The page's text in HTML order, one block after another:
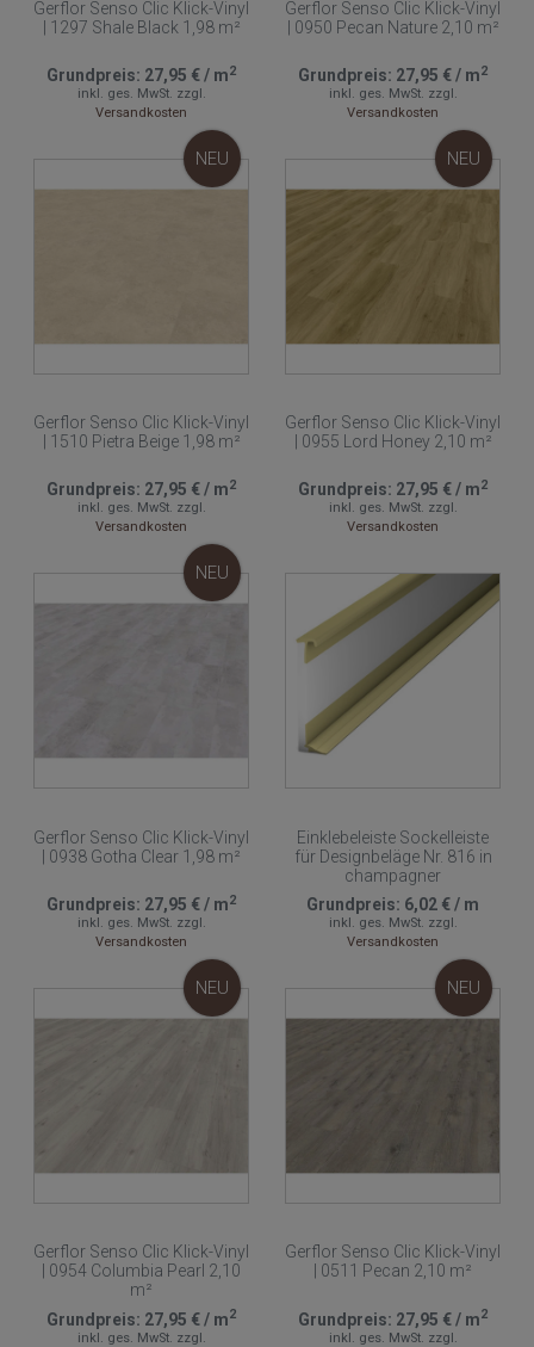
Gerflor Senso Clic Klick-Vinyl
| 1297 Shale Black 1,98 m²
Grundpreis: 27,95 €/ m2
inkl. ges. MwSt. zzgl.
Versandkosten
Gerflor Senso Clic Klick-Vinyl
| 0950 Pecan Nature 2,10 m²
Grundpreis: 27,95 €/ m2
inkl. ges. MwSt. zzgl.
Versandkosten
NEU
Gerflor Senso Clic Klick-Vinyl
| 1510 Pietra Beige 1,98 m²
Grundpreis: 27,95 €/ m2
inkl. ges. MwSt. zzgl.
Versandkosten
NEU
Gerflor Senso Clic Klick-Vinyl
| 0955 Lord Honey 2,10 m²
Grundpreis: 27,95 €/ m2
inkl. ges. MwSt. zzgl.
Versandkosten
NEU
Gerflor Senso Clic Klick-Vinyl
| 0938 Gotha Clear 1,98 m²
Grundpreis: 27,95 €/ m2
inkl. ges. MwSt. zzgl.
Versandkosten
Einklebeleiste Sockelleiste
für Designbeläge Nr. 816 in
champagner
Grundpreis: 6,02 €/ m
inkl. ges. MwSt. zzgl.
Versandkosten
NEU
Gerflor Senso Clic Klick-Vinyl
| 0954 Columbia Pearl 2,10
m²
Grundpreis: 27,95 €/ m2
inkl. ges. MwSt. zzgl.
NEU
Gerflor Senso Clic Klick-Vinyl
| 0511 Pecan 2,10 m²
Grundpreis: 27,95 €/ m2
inkl. ges. MwSt. zzgl.